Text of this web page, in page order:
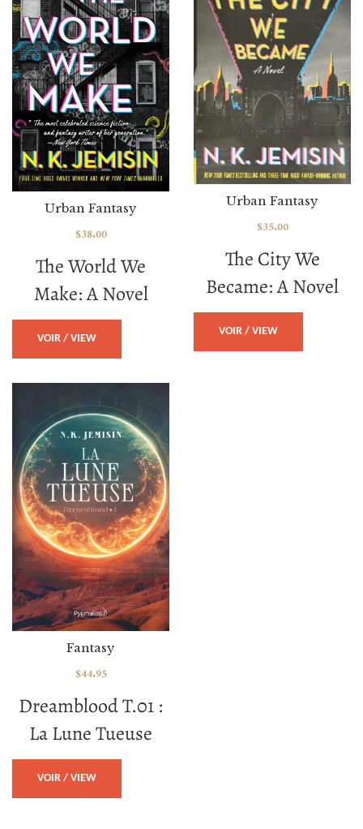
The World We
Make: A Novel
Urban Fantasy
$38.00
VOIR / VIEW
The City We
Became: A Novel
Urban Fantasy
$35.00
VOIR / VIEW
Dreamblood T.01 :
La Lune Tueuse
Fantasy
$44.95
VOIR / VIEW